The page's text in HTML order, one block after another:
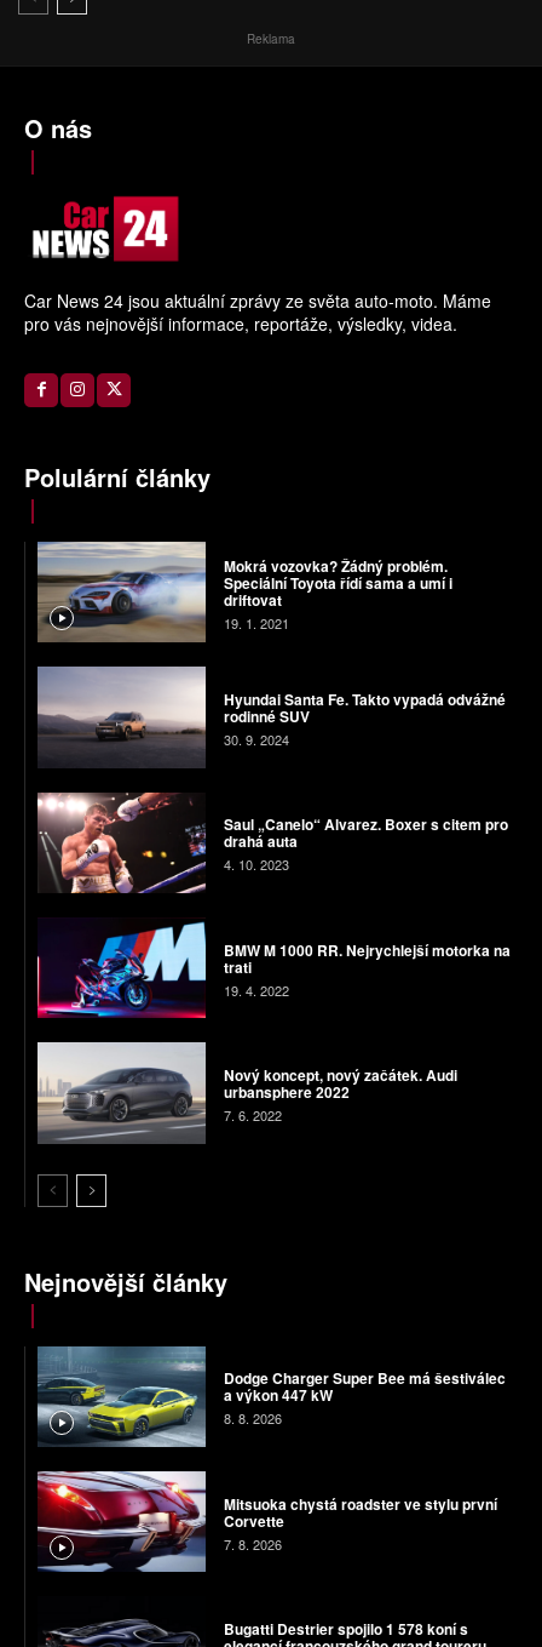
Reklama
O nás
Car News 24 jsou aktuální zprávy ze světa auto-moto. Máme
pro vás nejnovější informace, reportáže, výsledky, videa.
Polulární články
Mokrá vozovka? Žádný problém.
Speciální Toyota řídí sama a umí i
driftovat
19. 1. 2021
Hyundai Santa Fe. Takto vypadá odvážné
rodinné SUV
30. 9. 2024
Saul „Canelo“ Alvarez. Boxer s citem pro
drahá auta
4. 10. 2023
BMW M 1000 RR. Nejrychlejší motorka na
trati
19. 4. 2022
Nový koncept, nový začátek. Audi
urbansphere 2022
7. 6. 2022
Nejnovější články
Dodge Charger Super Bee má šestiválec
a výkon 447 kW
8. 8. 2026
Mitsuoka chystá roadster ve stylu první
Corvette
7. 8. 2026
Bugatti Destrier spojilo 1 578 koní s